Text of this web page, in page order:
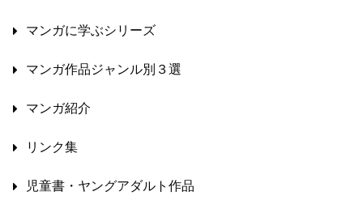
マンガに学ぶシリーズ
マンガ作品ジャンル別３選
マンガ紹介
リンク集
児童書・ヤングアダルト作品